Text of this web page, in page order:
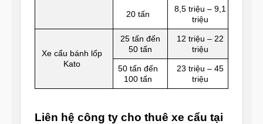
20 tấn
8,5 triệu – 9,1
triệu
Xe cẩu bánh lốp
Kato
25 tấn đến
50 tấn
12 triệu – 22
triệu
50 tấn đến
100 tấn
23 triệu – 45
triệu
Liên hệ công ty cho thuê xe cẩu tại